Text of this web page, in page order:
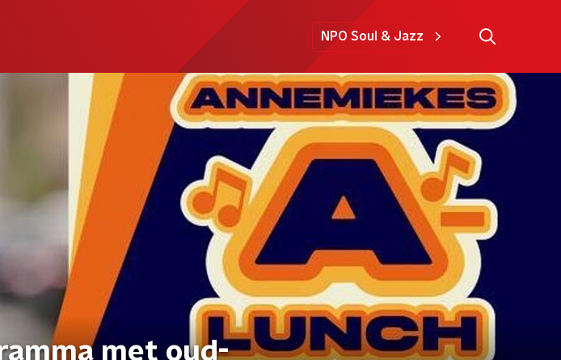
NPO Soul & Jazz
met oud-